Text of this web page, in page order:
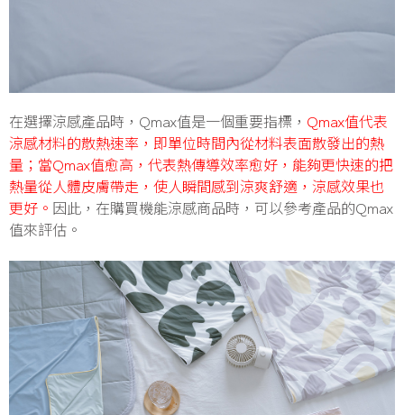
在選擇涼感產品時，Qmax值是一個重要指標， Qmax值代表
涼感材料的散熱速率，即單位時間內從材料表面散發出的熱
量；當Qmax值愈高，代表熱傳導效率愈好，能夠更快速的把
熱量從人體皮膚帶走，使人瞬間感到涼爽舒適，涼感效果也
更好。 因此，在購買機能涼感商品時，可以參考產品的Qmax
值來評估。